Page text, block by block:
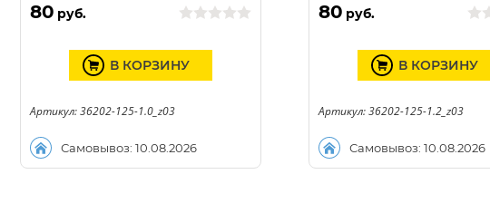
80 руб.
Самовывоз: 10.08.2026
В КОРЗИНУ
Артикул: 36202-125-1.0_z03
80 руб.
Самовывоз: 10.08.2026
В КОРЗИНУ
Артикул: 36202-125-1.2_z03